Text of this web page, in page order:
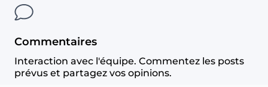
Commentaires
Interaction avec l'équipe. Commentez les posts
prévus et partagez vos opinions.